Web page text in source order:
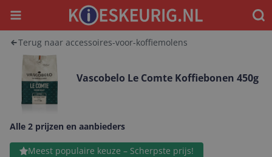
Menu
Terug naar accessoires-voor-koffiemolens
Vascobelo Le Comte Koffiebonen 450g
Alle 2 prijzen en aanbieders
Meest populaire keuze – Scherpste prijs!
Bekijk product